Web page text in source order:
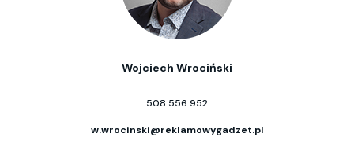
Wojciech Wrociński
508 556 952
w.wrocinski@reklamowygadzet.pl